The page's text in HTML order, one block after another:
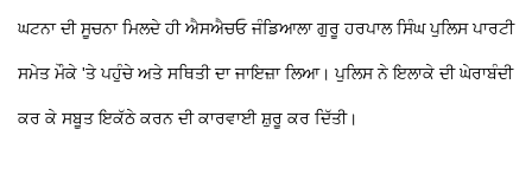
ਘਟਨਾ ਦੀ ਸੂਚਨਾ ਮਿਲਦੇ ਹੀ ਐਸਐਚਓ ਜੰਡਿਆਲਾ ਗੁਰੂ ਹਰਪਾਲ ਸਿੰਘ ਪੁਲਿਸ ਪਾਰਟੀ
ਸਮੇਤ ਮੌਕੇ 'ਤੇ ਪਹੁੰਚੇ ਅਤੇ ਸਥਿਤੀ ਦਾ ਜਾਇਜ਼ਾ ਲਿਆ। ਪੁਲਿਸ ਨੇ ਇਲਾਕੇ ਦੀ ਘੇਰਾਬੰਦੀ
ਕਰ ਕੇ ਸਬੂਤ ਇਕੱਠੇ ਕਰਨ ਦੀ ਕਾਰਵਾਈ ਸ਼ੁਰੂ ਕਰ ਦਿੱਤੀ।